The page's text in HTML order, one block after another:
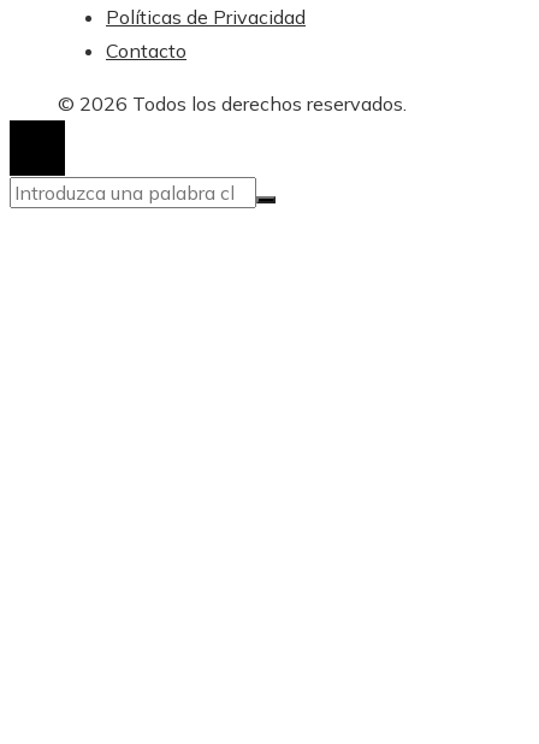
Políticas de Privacidad
Contacto
© 2026 Todos los derechos reservados.